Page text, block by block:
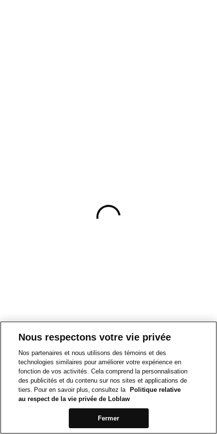
Nous respectons votre vie privée
Nos partenaires et nous utilisons des témoins et des
technologies similaires pour améliorer votre expérience en
fonction de vos activités. Cela comprend la personnalisation
des publicités et du contenu sur nos sites et applications de
tiers. Pour en savoir plus, consultez la
Politique relative
au respect de la vie privée de Loblaw
Fermer